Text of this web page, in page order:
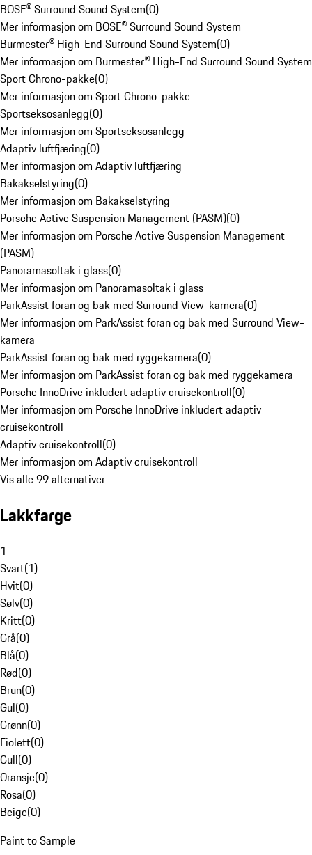
BOSE® Surround Sound System(0)
Mer informasjon om BOSE® Surround Sound System
Burmester® High-End Surround Sound System(0)
Mer informasjon om Burmester® High-End Surround Sound System
Sport Chrono-pakke(0)
Mer informasjon om Sport Chrono-pakke
Sportseksosanlegg(0)
Mer informasjon om Sportseksosanlegg
Adaptiv luftfjæring(0)
Mer informasjon om Adaptiv luftfjæring
Bakakselstyring(0)
Mer informasjon om Bakakselstyring
Porsche Active Suspension Management (PASM)(0)
Mer informasjon om Porsche Active Suspension Management
(PASM)
Panoramasoltak i glass(0)
Mer informasjon om Panoramasoltak i glass
ParkAssist foran og bak med Surround View-kamera(0)
Mer informasjon om ParkAssist foran og bak med Surround View-
kamera
ParkAssist foran og bak med ryggekamera(0)
Mer informasjon om ParkAssist foran og bak med ryggekamera
Porsche InnoDrive inkludert adaptiv cruisekontroll(0)
Mer informasjon om Porsche InnoDrive inkludert adaptiv
cruisekontroll
Adaptiv cruisekontroll(0)
Mer informasjon om Adaptiv cruisekontroll
Vis alle 99 alternativer
Lakkfarge
1
Svart(1)
Hvit(0)
Sølv(0)
Kritt(0)
Grå(0)
Blå(0)
Rød(0)
Brun(0)
Gul(0)
Grønn(0)
Fiolett(0)
Gull(0)
Oransje(0)
Rosa(0)
Beige(0)
Paint to Sample